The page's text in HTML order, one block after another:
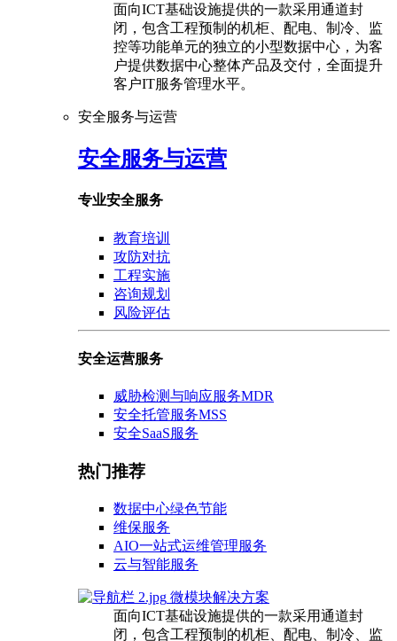
面向ICT基础设施提供的一款采用通道封
闭，包含工程预制的机柜、配电、制冷、监
控等功能单元的独立的小型数据中心，为客
户提供数据中心整体产品及交付，全面提升
客户IT服务管理水平。
安全服务与运营
安全服务与运营
专业安全服务
教育培训
攻防对抗
工程实施
咨询规划
风险评估
安全运营服务
威胁检测与响应服务MDR
安全托管服务MSS
安全SaaS服务
热门推荐
数据中心绿色节能
维保服务
AIO一站式运维管理服务
云与智能服务
微模块解决方案
面向ICT基础设施提供的一款采用通道封
闭，包含工程预制的机柜、配电、制冷、监